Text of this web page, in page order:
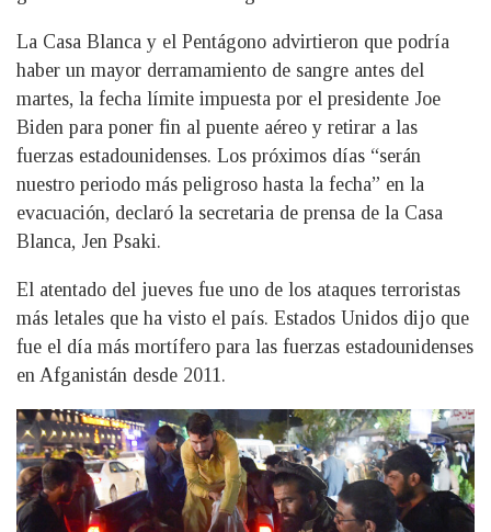
La Casa Blanca y el Pentágono advirtieron que podría
haber un mayor derramamiento de sangre antes del
martes, la fecha límite impuesta por el presidente Joe
Biden para poner fin al puente aéreo y retirar a las
fuerzas estadounidenses. Los próximos días “serán
nuestro periodo más peligroso hasta la fecha” en la
evacuación, declaró la secretaria de prensa de la Casa
Blanca, Jen Psaki.
El atentado del jueves fue uno de los ataques terroristas
más letales que ha visto el país. Estados Unidos dijo que
fue el día más mortífero para las fuerzas estadounidenses
en Afganistán desde 2011.